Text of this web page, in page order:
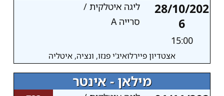
28/10/202
6
15:00
ליגה איטלקית /
סרייה A
אצטדיון פיירלואיג'י פנזו, ונציה, איטליה
מילאן - אינטר